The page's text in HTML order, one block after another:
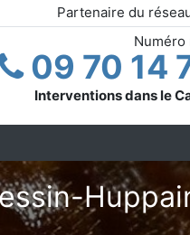
Partenaire du
Numéro
09 70 14
Interventions dans le